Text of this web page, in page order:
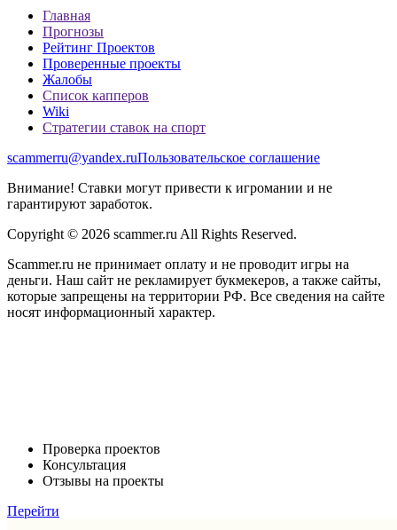
Главная
Прогнозы
Рейтинг Проектов
Проверенные проекты
Жалобы
Список капперов
Wiki
Стратегии ставок на спорт
scammerru@yandex.ruПользовательское соглашение
Внимание! Ставки могут привести к игромании и не
гарантируют заработок.
Copyright © 2026 scammer.ru All Rights Reserved.
Scammer.ru не принимает оплату и не проводит игры на
деньги. Наш сайт не рекламирует букмекеров, а также сайты,
которые запрещены на территории РФ. Все сведения на сайте
носят информационный характер.
Проверка проектов
Консультация
Отзывы на проекты
Перейти